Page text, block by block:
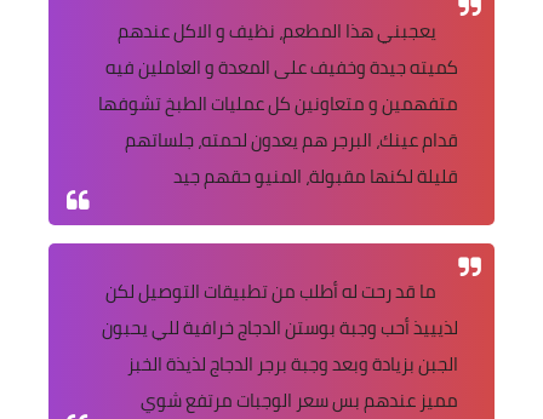
يعجبني هذا المطعم، نظيف و الاكل عندهم
كميته جيدة وخفيف على المعدة و العاملين فيه
متفهمين و متعاونين كل عمليات الطبخ تشوفها
قدام عينك، البرجر هم يعدون لحمته، جلساتهم
قليلة لكنها مقبولة، المنيو حقهم جيد
ما قد رحت له أطلب من تطبيقات التوصيل لكن
لذيييذ أحب وجبة بوستن الدجاج خرافية للي يحبون
الجبن بزيادة وبعد وجبة برجر الدجاج لذيذة الخبز
مميز عندهم بس سعر الوجبات مرتفع شوي